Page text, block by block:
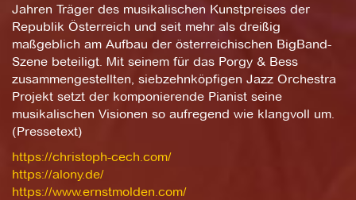
Jahren Träger des musikalischen Kunstpreises der
Republik Österreich und seit mehr als dreißig
maßgeblich am Aufbau der österreichischen BigBand-
Szene beteiligt. Mit seinem für das Porgy & Bess
zusammengestellten, siebzehnköpfigen Jazz Orchestra
Projekt setzt der komponierende Pianist seine
musikalischen Visionen so aufregend wie klangvoll um.
(Pressetext)
https://christoph-cech.com/
https://alony.de/
https://www.ernstmolden.com/